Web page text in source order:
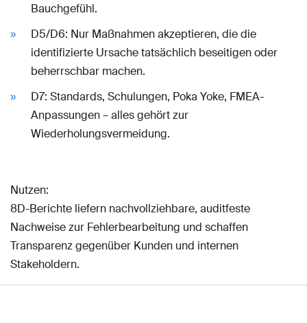
Bauchgefühl.
D5/D6: Nur Maßnahmen akzeptieren, die die
identifizierte Ursache tatsächlich beseitigen oder
beherrschbar machen.
D7: Standards, Schulungen, Poka Yoke, FMEA-
Anpassungen – alles gehört zur
Wiederholungsvermeidung.
Nutzen:
8D-Berichte liefern nachvollziehbare, auditfeste
Nachweise zur Fehlerbearbeitung und schaffen
Transparenz gegenüber Kunden und internen
Stakeholdern.